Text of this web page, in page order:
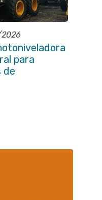
para
de